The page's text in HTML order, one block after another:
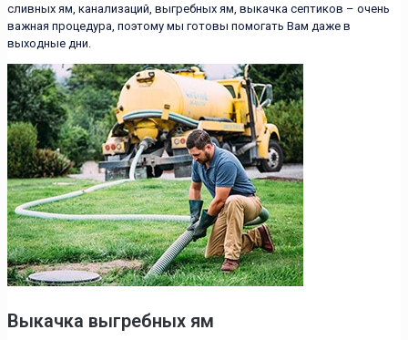
сливных ям, канализаций, выгребных ям, выкачка септиков – очень
важная процедура, поэтому мы готовы помогать Вам даже в
выходные дни.
Выкачка выгребных ям